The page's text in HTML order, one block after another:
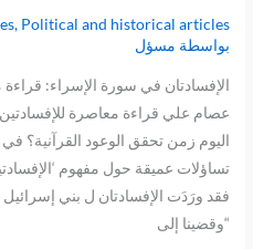
, Political and historical articles
بواسطة مسؤل
الإفسادتان في سورة الإسراء:
عصام علي قراءة معاصرة
اليوم زمن تحقق الوعود القرآنية؟
تساؤلات عميقة حول مفهوم
فقد ورَدَت الإفسادتان ل بني إسرائيل
“وقضينا إلى
الإسراء:
قراءة
في
طوفان
الأقصى